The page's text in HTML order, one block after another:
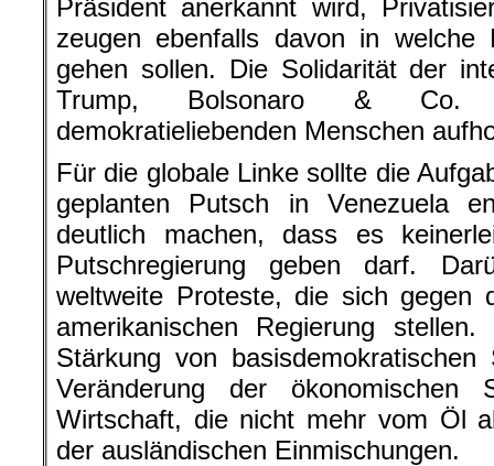
Präsident anerkannt wird,
zeugen ebenfalls davon in welche
gehen sollen. Die Solidarität der
Trump, Bolsonaro & Co.
demokratieliebenden Menschen
Für die globale Linke sollte die
geplanten Putsch in Venezuela
deutlich machen, dass es
Putschregierung geben darf.
weltweite Proteste, die sich gegen
amerikanischen Regierung
Stärkung von
Veränderung der
Wirtschaft, die nicht mehr vom Öl
der ausländischen Einmischungen.